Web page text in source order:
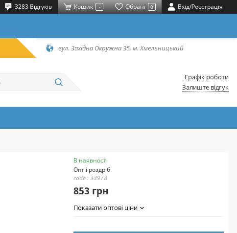
3283 Відгуків Кошик - Обрані 0 Вхід/Реєстрація
вул. Західна Окружна 35, м. Хмельницький
Графік роботи
Залиште відгук
В наявності
Опт і роздріб
code : 33978
853 грн
Показати оптові ціни